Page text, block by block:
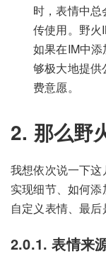
时，表情中
传使用。野火
如果在IM中
够极大地提
费意愿。
2. 那么野
我想依次说一下
实现细节、如何
自定义表情、最后
2.0.1. 表情来